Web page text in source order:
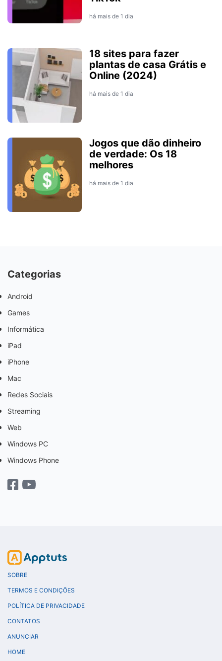
há mais de 1 dia
18 sites para fazer
plantas de casa Grátis e
Online (2024)
há mais de 1 dia
Jogos que dão dinheiro
de verdade: Os 18
melhores
há mais de 1 dia
Categorias
Android
Games
Informática
iPad
iPhone
Mac
Redes Sociais
Streaming
Web
Windows PC
Windows Phone
SOBRE
TERMOS E CONDIÇÕES
POLÍTICA DE PRIVACIDADE
CONTATOS
ANUNCIAR
HOME